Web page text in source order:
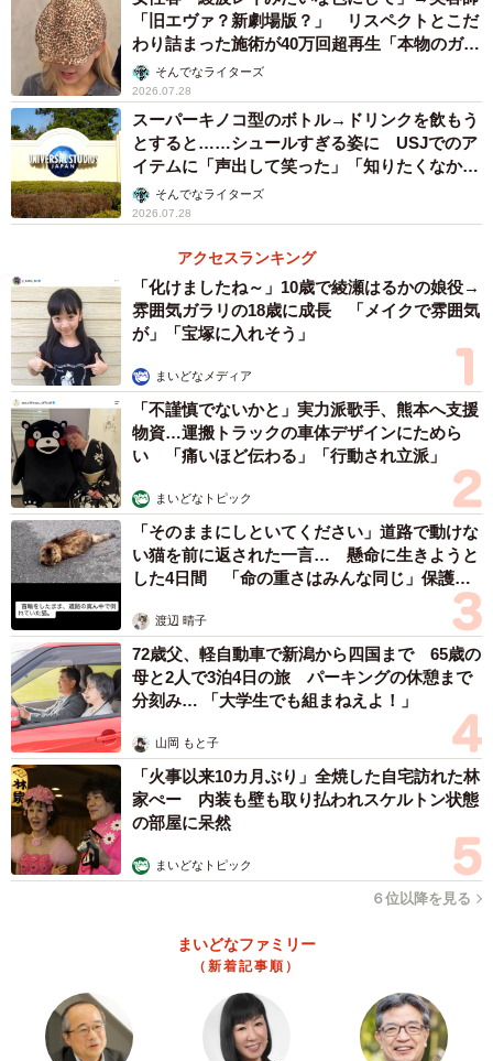
ゆう也さんの描いたイラスト／秋本ゆう也（xxxakimotoxxx@）さん提供
2026年2月現在の、ゆう也さん。スキンヘッドと立派な髭、大きなピアス
「旧エヴァ？新劇場版？」 リスペクトとこだ
わり詰まった施術が40万回超再生「本物のガチ
勢」そんでなライターズ
2026.07.28
スーパーキノコ型のボトル→ドリンクを飲もう
とすると……シュールすぎる姿に USJでのア
イテムに「声出して笑った」「知りたくなかっ
た真実」
そんでなライターズ
2026.07.28
アクセスランキング
「化けましたね～」10歳で綾瀬はるかの娘役→
雰囲気ガラリの18歳に成長 「メイクで雰囲気
が」「宝塚に入れそう」
まいどなメディア
「不謹慎でないかと」実力派歌手、熊本へ支援
物資…運搬トラックの車体デザインにためら
い 「痛いほど伝わる」「行動され立派」
まいどなトピック
「そのままにしといてください」道路で動けな
い猫を前に返された一言… 懸命に生きようと
した4日間 「命の重さはみんな同じ」保護団
渡辺 晴子
72歳父、軽自動車で新潟から四国まで 65歳の
母と2人で3泊4日の旅 パーキングの休憩まで
分刻み… 「大学生でも組まねえよ！」
山岡 もと子
「火事以来10カ月ぶり」全焼した自宅訪れた林
家ぺー 内装も壁も取り払われスケルトン状態
の部屋に呆然
まいどなトピック
６位以降を見る
まいどなファミリー
（新着記事順）